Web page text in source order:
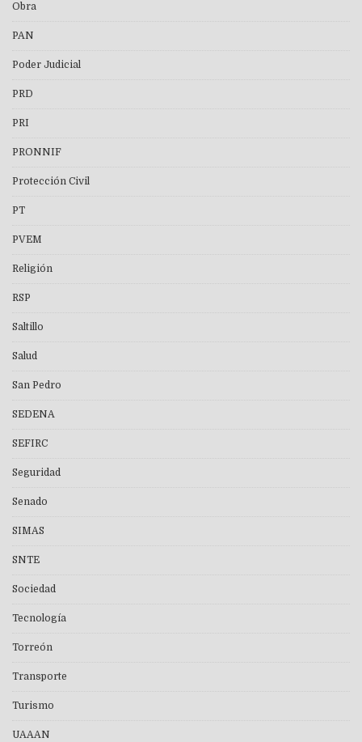
Obra
PAN
Poder Judicial
PRD
PRI
PRONNIF
Protección Civil
PT
PVEM
Religión
RSP
Saltillo
Salud
San Pedro
SEDENA
SEFIRC
Seguridad
Senado
SIMAS
SNTE
Sociedad
Tecnología
Torreón
Transporte
Turismo
UAAAN